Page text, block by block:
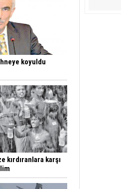
koyuldu
kırdıranlara karşı